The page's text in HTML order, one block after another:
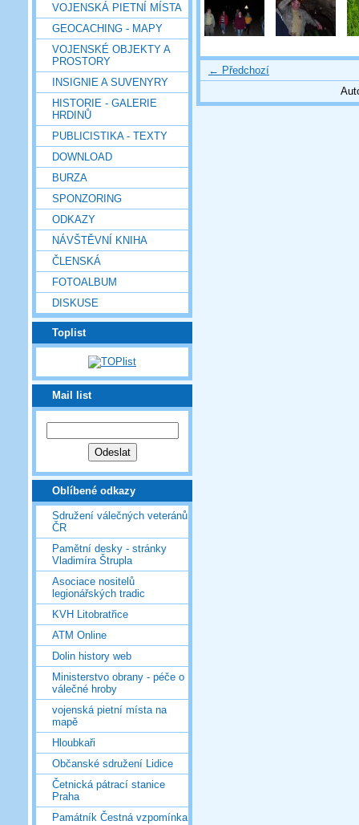
VOJENSKÁ PIETNÍ MÍSTA
GEOCACHING - MAPY
VOJENSKÉ OBJEKTY A
PROSTORY
INSIGNIE A SUVENYRY
HISTORIE - GALERIE
HRDINŮ
PUBLICISTIKA - TEXTY
DOWNLOAD
BURZA
SPONZORING
ODKAZY
NÁVŠTĚVNÍ KNIHA
ČLENSKÁ
FOTOALBUM
DISKUSE
Toplist
Mail list
Oblíbené odkazy
Sdružení válečných veteránů
ČR
Pamětní desky - stránky
Vladimíra Štrupla
Asociace nositelů
legionářských tradic
KVH Litobratřice
ATM Online
Dolin history web
Ministerstvo obrany - péče o
válečné hroby
vojenská pietní místa na
mapě
Hloubkaři
Občanské sdružení Lidice
Četnická pátrací stanice
Praha
Památník Čestná vzpomínka
← Předchozí